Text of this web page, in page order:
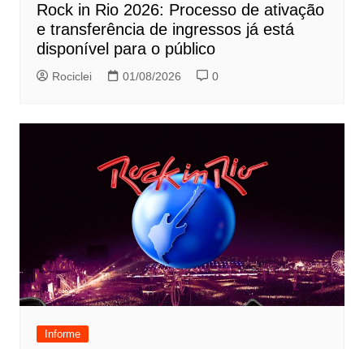
Rock in Rio 2026: Processo de ativação
e transferência de ingressos já está
disponível para o público
Rociclei 01/08/2026 0
Informe